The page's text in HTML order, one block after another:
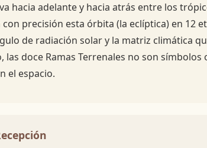
hacia adelante y hacia atrás entre los
precisión esta órbita (la eclíptica) en 12
de radiación solar y la matriz climática
las doce Ramas Terrenales no son
el espacio.